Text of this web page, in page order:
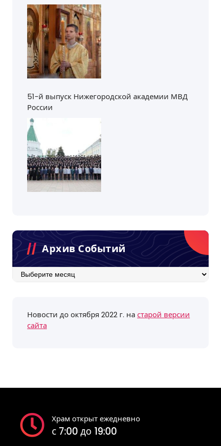
51-й выпуск Нижегородской академии МВД
России
Архив Событий
Архив
Новости до октября 2022 г. настарой версии
сайта
Храм открыт ежедневно
с 7:00 до 19:00